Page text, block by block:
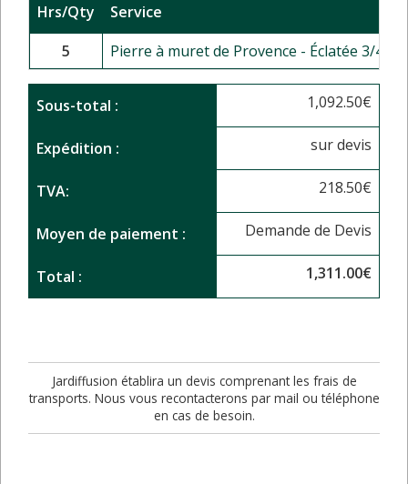
Hrs/Qty
Service
5
Pierre à muret de Provence - Éclatée 3/
Sous-total : 1,092.50€
Expédition : sur devis
TVA: 218.50€
Moyen de paiement : Demande de Devis
Total : 1,311.00€
Jardiffusion établira un devis comprenant les frais de
transports. Nous vous recontacterons par mail ou téléphone
en cas de besoin.